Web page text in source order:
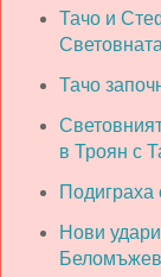
Тачо и
Тачо
в Троян с
Нови
Беломъжев